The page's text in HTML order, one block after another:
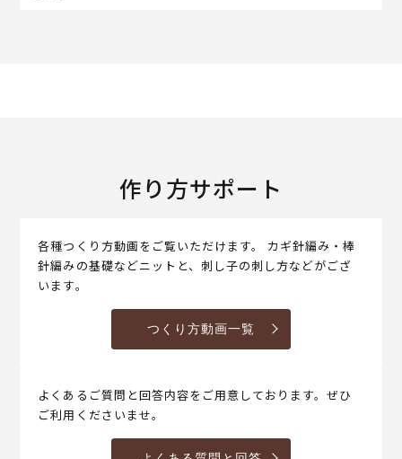
作り方サポート
各種つくり方動画をご覧いただけます。 カギ針編み・棒
針編みの基礎などニットと、刺し子の刺し方などがござ
います。
つくり方動画一覧
よくあるご質問と回答内容をご用意しております。ぜひ
ご利用くださいませ。